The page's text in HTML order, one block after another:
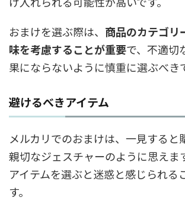
おまけを選ぶ際は、 商品のカテゴリ
味を考慮することが重要で、不適切
果にならないように慎重に選ぶべき
避けるべきアイテム
メルカリでのおまけは、一見すると
親切なジェスチャーのように思えま
アイテムを選ぶと迷惑と感じられる
す。